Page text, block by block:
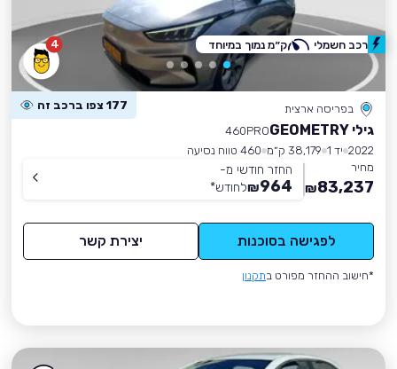
4
בפריסה ארצית 177 צפו ברכב זה
גילי GEOMETRY
460PRO
2022 יד 1 38,179 ק״מ
460 טווח נסיעה
מחיר
83,237
₪
החזר חודשי מ-
964
₪לחודש*
לפגישה בסוכנות יצירת קשר
*חישוב ההחזר מפורט בתקנון
רכב חשמלי ק״מ נמוך במיוחד